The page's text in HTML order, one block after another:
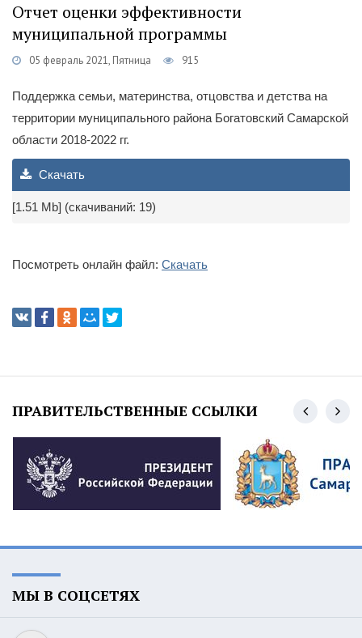
Отчет оценки эффективности
муниципальной программы
05 февраль 2021, Пятница 915
Поддержка семьи, материнства, отцовства и детства на
территории муниципального района Богатовский Самарской
области 2018-2022 гг.
Скачать
[1.51 Mb] (cкачиваний: 19)
Посмотреть онлайн файл: Скачать
ПРАВИТЕЛЬСТВЕННЫЕ ССЫЛКИ
МЫ В СОЦСЕТЯХ